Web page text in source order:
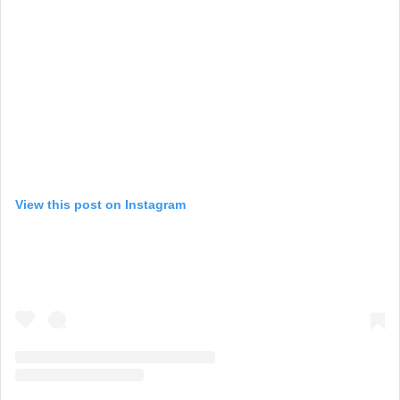
View this post on Instagram